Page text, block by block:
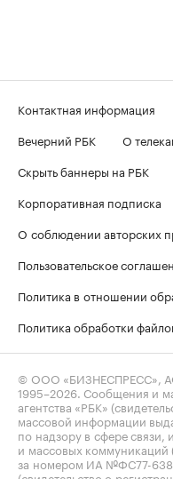
Контактная информация
Вечерний РБК
О
Скрыть баннеры на РБК
Корпоративная подписка
О соблюдении авторских
Пользовательское
Политика в отношении
Политика обработки
© ООО «БИЗНЕСПРЕСС»,
1995–2026. Сообщения и
агентства «РБК»
массовой информации
по надзору в сфере
и массовых коммуникаций
за номером ИА №ФС77-